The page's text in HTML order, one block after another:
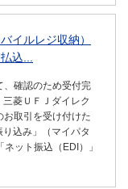
イルレジ収納）
込...
、確認のため受付完
菱ＵＦＪダイレク
お取引を受け付けた
込み」（マイパタ
ット振込（EDI）」